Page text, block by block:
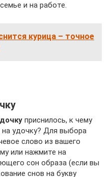
и на работе.
курица – точное
приснилось, к чему
удочку? Для выбора
слово из вашего
или нажмите на
сон образа (если вы
снов на букву